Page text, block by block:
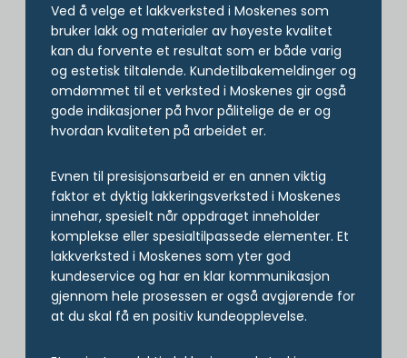
Ved å velge et lakkverksted i Moskenes som
bruker lakk og materialer av høyeste kvalitet
kan du forvente et resultat som er både varig
og estetisk tiltalende. Kundetilbakemeldinger og
omdømmet til et verksted i Moskenes gir også
gode indikasjoner på hvor pålitelige de er og
hvordan kvaliteten på arbeidet er.
Evnen til presisjonsarbeid er en annen viktig
faktor et dyktig lakkeringsverksted i Moskenes
innehar, spesielt når oppdraget inneholder
komplekse eller spesialtilpassede elementer. Et
lakkverksted i Moskenes som yter god
kundeservice og har en klar kommunikasjon
gjennom hele prosessen er også avgjørende for
at du skal få en positiv kundeopplevelse.